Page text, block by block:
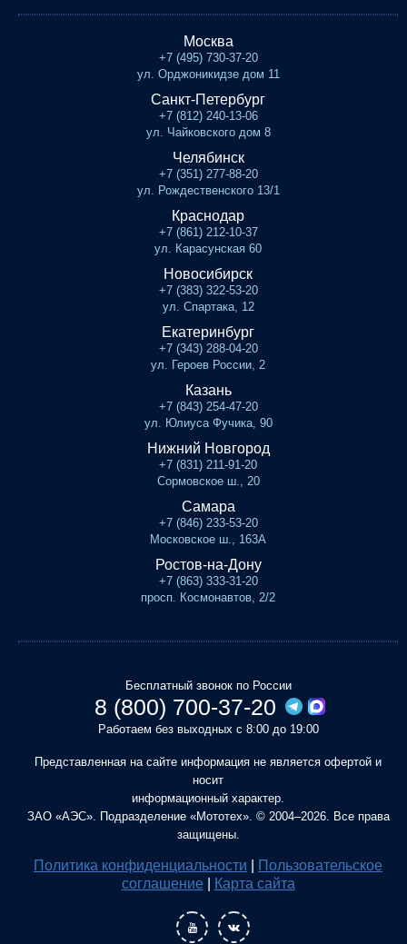
Москва
+7 (495) 730-37-20
ул. Орджоникидзе дом 11
Санкт-Петербург
+7 (812) 240-13-06
ул. Чайковского дом 8
Челябинск
+7 (351) 277-88-20
ул. Рождественского 13/1
Краснодар
+7 (861) 212-10-37
ул. Карасунская 60
Новосибирск
+7 (383) 322-53-20
ул. Спартака, 12
Екатеринбург
+7 (343) 288-04-20
ул. Героев России, 2
Казань
+7 (843) 254-47-20
ул. Юлиуса Фучика, 90
Нижний Новгород
+7 (831) 211-91-20
Сормовское ш., 20
Самара
+7 (846) 233-53-20
Московское ш., 163А
Ростов-на-Дону
+7 (863) 333-31-20
просп. Космонавтов, 2/2
Бесплатный звонок по России
8 (800) 700-37-20
Работаем без выходных с 8:00 до 19:00
Представленная на сайте информация не является офертой и
носит
информационный характер.
ЗАО «АЭС». Подразделение «Мототех». © 2004–2026. Все права
защищены.
Политика конфиденциальности
Пользовательское
соглашение
Карта сайта